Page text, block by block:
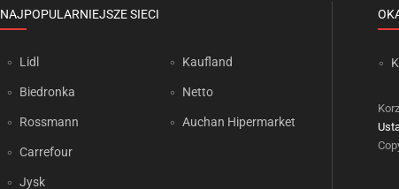
NAJPOPULARNIEJSZE SIECI
Lidl
Biedronka
Rossmann
Carrefour
Jysk
Kaufland
Netto
Auchan Hipermarket